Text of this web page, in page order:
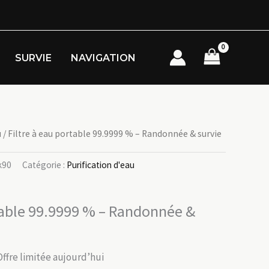
SURVIE NAVIGATION
/ Filtre à eau portable 99.9999 % – Randonnée & survie
Catégorie : Purification d'eau
99.9999 % – Randonnée &
limitée aujourd’hui